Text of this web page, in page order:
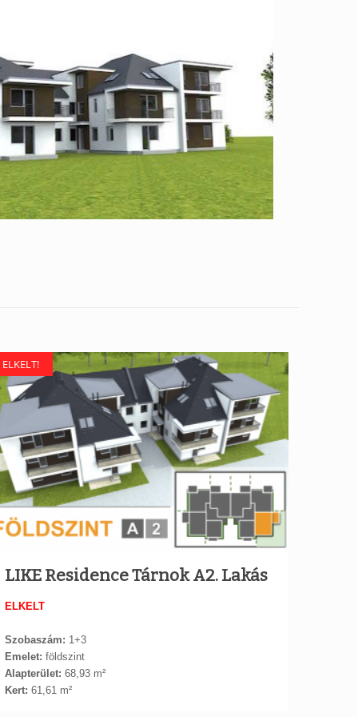
ELKELT!
LIKE Residence Tárnok A2. Lakás
ELKELT
Szobaszám: 1+3
Emelet: földszint
Alapterület: 68,93 m²
Kert: 61,61 m²